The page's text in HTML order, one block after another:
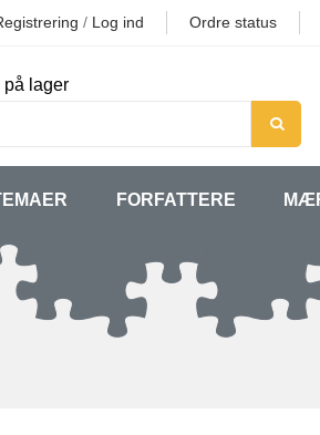
/ Log ind Ordre status
på lager
FORFATTERE